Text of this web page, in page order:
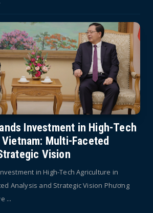
Investment in High-Tech
Multi-Faceted
Vision
in High-Tech Agriculture in
Analysis and Strategic Vision Phương
...